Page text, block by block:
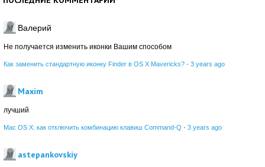
Валерий
Не получается изменить иконки Вашим способом
Как заменить стандартную иконку Finder в OS X Mavericks? · 3 years ago
Maxim
лучший
Mac OS X: как отключить комбинацию клавиш Command-Q · 3 years ago
astepankovskiy